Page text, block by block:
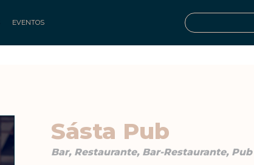
EVENTOS
Sásta Pub
Bar, Restaurante, Bar-Restaurante, Pub